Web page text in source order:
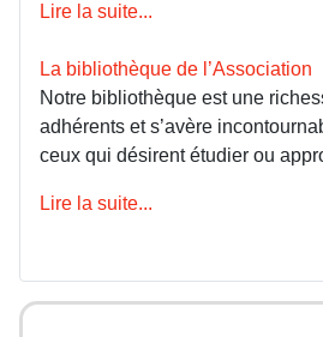
Lire la suite...
La bibliothèque de l’Association
Notre bibliothèque est une
adhérents et s’avère
ceux qui désirent étudier ou
Lire la suite...